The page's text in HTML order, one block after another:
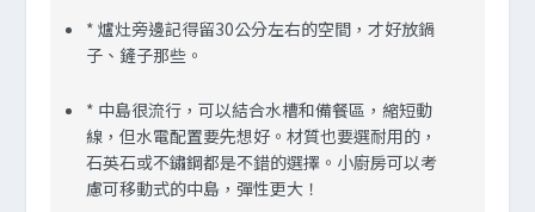
* 爐灶旁邊記得留30公分左右的空間，才好放鍋
子、鏟子那些。
* 中島很流行，可以結合水槽和備餐區，縮短動
線，但水電配置要先想好。材質也要選耐用的，
石英石或不鏽鋼都是不錯的選擇。小廚房可以考
慮可移動式的中島，彈性更大！